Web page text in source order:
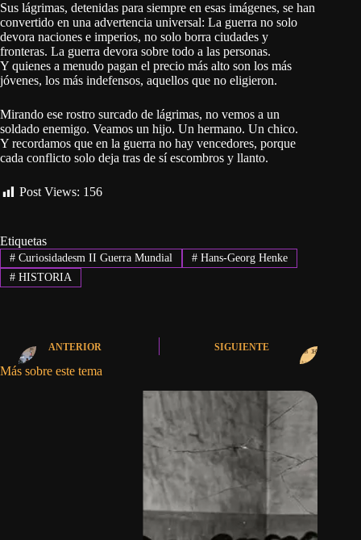
Sus lágrimas, detenidas para siempre en esas imágenes, se han
convertido en una advertencia universal: La guerra no solo
devora naciones e imperios, no solo borra ciudades y
fronteras. La guerra devora sobre todo a las personas.
Y quienes a menudo pagan el precio más alto son los más
jóvenes, los más indefensos, aquellos que no eligieron.
Mirando ese rostro surcado de lágrimas, no vemos a un
soldado enemigo. Veamos un hijo. Un hermano. Un chico.
Y recordamos que en la guerra no hay vencedores, porque
cada conflicto solo deja tras de sí escombros y llanto.
Post Views: 156
Etiquetas
#Curiosidadesm II Guerra Mundial #Hans-Georg Henke
#HISTORIA
ANTERIOR SIGUIENTE
Más sobre este tema